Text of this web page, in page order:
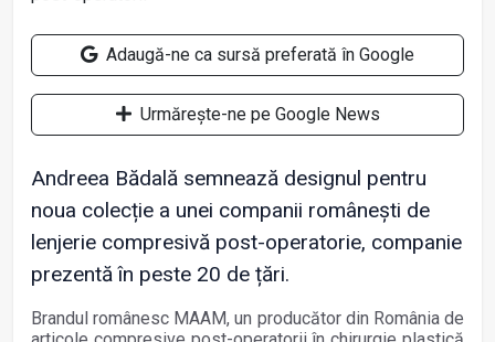
Adaugă-ne ca sursă preferată în Google
Urmărește-ne pe Google News
Andreea Bădală semnează designul pentru
noua colecție a unei companii românești de
lenjerie compresivă post-operatorie, companie
prezentă în peste 20 de țări.
Brandul românesc MAAM, un producător din România de